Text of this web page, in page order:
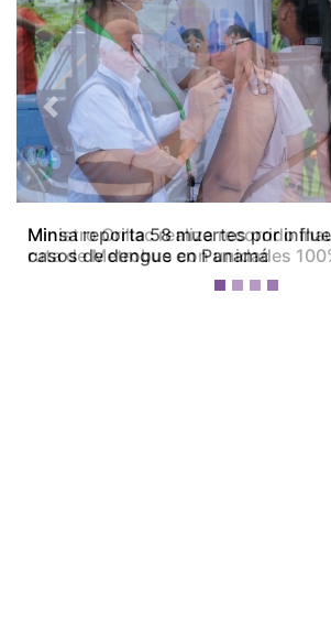
Ministro Orillac realiza recorrido
ruta de Metrobus con unidades
Previous